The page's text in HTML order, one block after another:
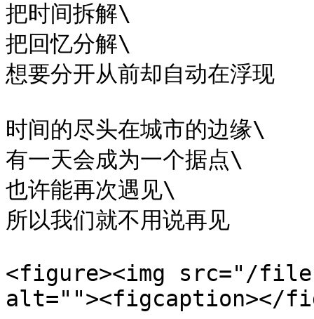
把时间拆解\
把回忆分解\
想要分开从前却自动在浮现
时间的尽头在城市的边缘\
有一天会成为一个据点\
也许能再次遇见\
所以我们就不用说再见
<figure><img src="/files/